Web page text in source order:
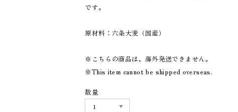
です。
原材料：六条大麦（国産）
※こちらの商品は、海外発送できません。
※This item cannot be shipped overseas.
数量